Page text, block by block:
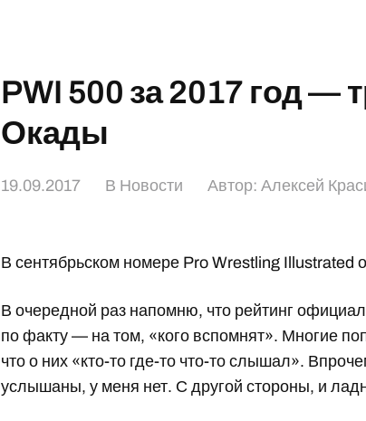
PWI 500 за 2017 год —
Окады
19.09.2017 В Новости Автор:Алексей
В сентябрьском номере Pro Wrestling Illustrated
В очередной раз напомню, что рейтинг
по факту — на том, «кого вспомнят». Многие
что о них «кто-то где-то что-то слышал».
услышаны, у меня нет. С другой стороны, и